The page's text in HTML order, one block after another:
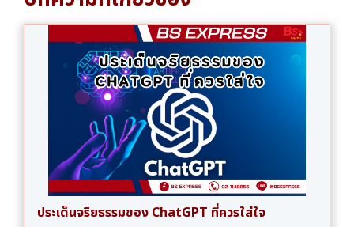
ประเด็นจริยธรรมของ ChatGPT ที่ควรใส่ใจ